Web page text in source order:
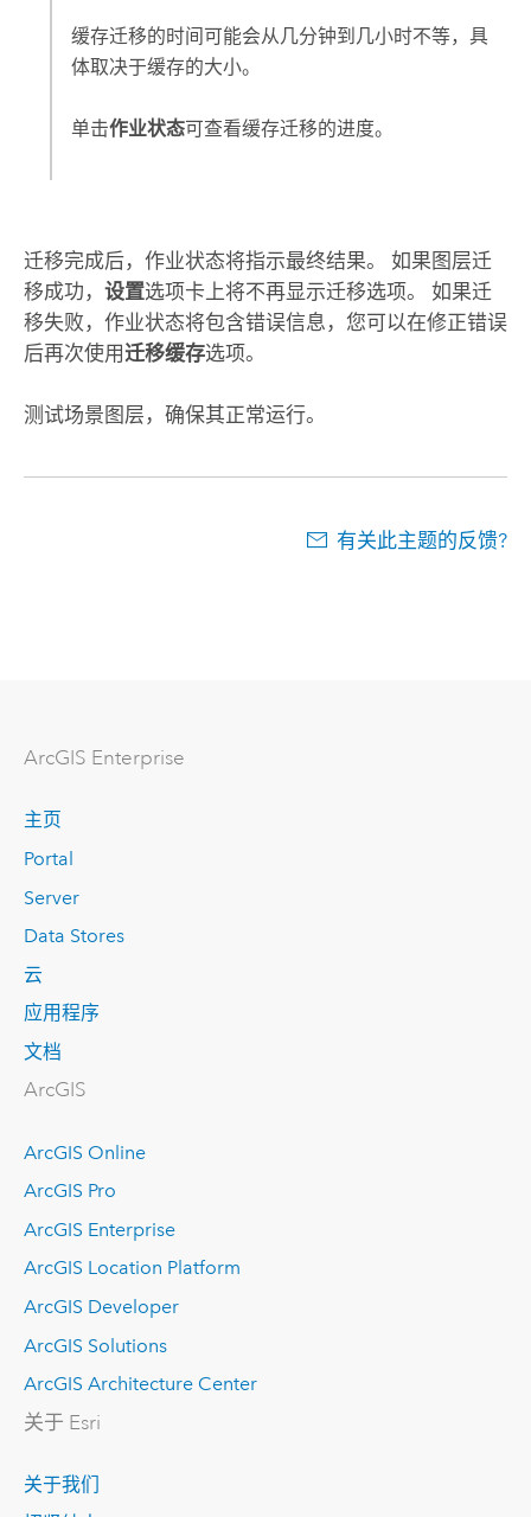
缓存迁移的时间可能会从几分钟到几小时不等，具
体取决于缓存的大小。
单击作业状态可查看缓存迁移的进度。
迁移完成后，作业状态将指示最终结果。 如果图层迁
移成功， 设置选项卡上将不再显示迁移选项。 如果迁
移失败，作业状态将包含错误信息，您可以在修正错误
后再次使用迁移缓存选项。
测试场景图层，确保其正常运行。
有关此主题的反馈?
ArcGIS Enterprise
主页
Portal
Server
Data Stores
云
应用程序
文档
ArcGIS
ArcGIS Online
ArcGIS Pro
ArcGIS Enterprise
ArcGIS Location Platform
ArcGIS Developer
ArcGIS Solutions
ArcGIS Architecture Center
关于 Esri
关于我们